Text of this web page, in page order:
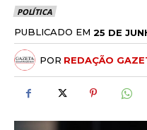
POLÍTICA
PUBLICADO EM 25 DE
POR REDAÇÃO